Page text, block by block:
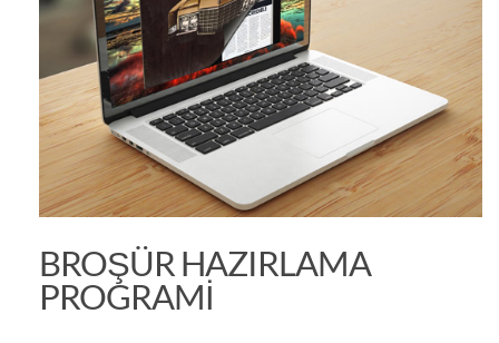
BROŞÜR HAZIRLAMA
PROGRAMI